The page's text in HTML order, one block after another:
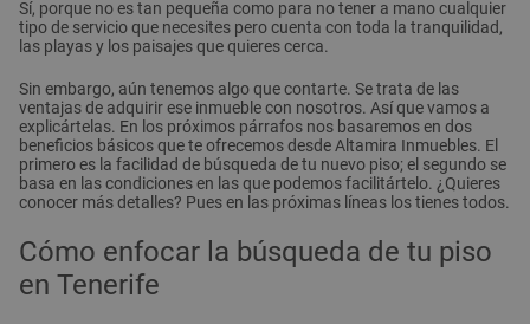
Sí, porque no es tan pequeña como para no tener a mano cualquier
tipo de servicio que necesites pero cuenta con toda la tranquilidad,
las playas y los paisajes que quieres cerca.
Sin embargo, aún tenemos algo que contarte. Se trata de las
ventajas de adquirir ese inmueble con nosotros. Así que vamos a
explicártelas. En los próximos párrafos nos basaremos en dos
beneficios básicos que te ofrecemos desde Altamira Inmuebles. El
primero es la facilidad de búsqueda de tu nuevo piso; el segundo se
basa en las condiciones en las que podemos facilitártelo. ¿Quieres
conocer más detalles? Pues en las próximas líneas los tienes todos.
Cómo enfocar la búsqueda de tu piso
en Tenerife